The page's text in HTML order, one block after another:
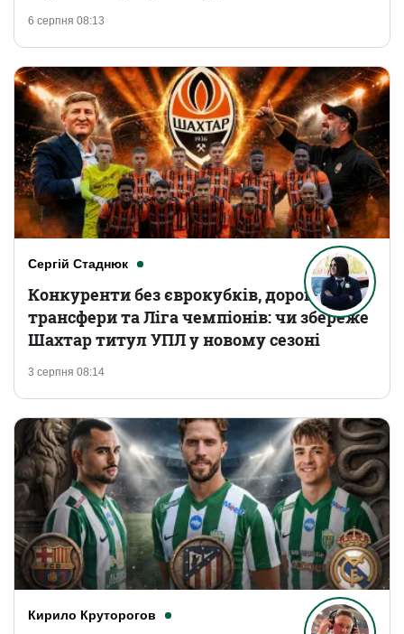
6 серпня 08:13
Сергій Стаднюк
3 серпня 08:14
Конкуренти без єврокубків, дорогі
трансфери та Ліга чемпіонів: чи збереже
Шахтар титул УПЛ у новому сезоні
Кирило Круторогов